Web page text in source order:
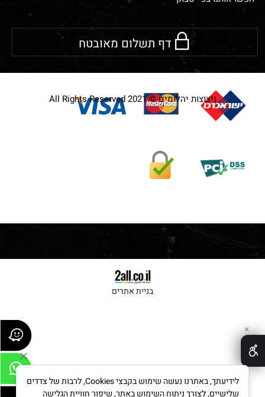
דף תשלום מאובטח
ניצוצות יהלומים © 2021 All Rights Reserved
HolyClock <head> tag missing!
בניית אתרים
✕
לידיעתך, באתרנו נעשה שימוש בקבצי Cookies, לרבות של צדדים
שלישיים, לצורך ניתוח השימוש באתר, שיפור חוויית הגלישה